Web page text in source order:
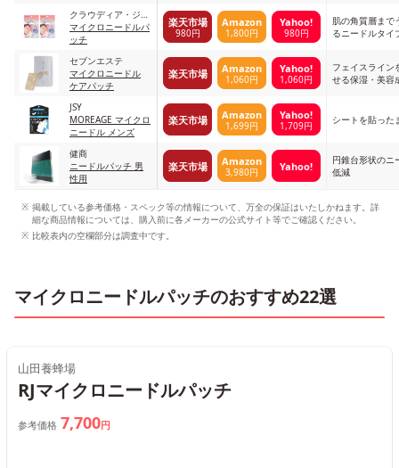
クラウディア・ジャ
ンセン
マイクロニードルパ
ッチ
楽天市場
980円
Amazon
1,800円
Yahoo!
980円
肌の角質層まで
るニードルタイ
セブンエステ
マイクロニードル
ケアパッチ
楽天市場 Amazon
1,060円
Yahoo!
1,060円
フェイスライン
せる保湿・美容
JSY
MOREAGE マイクロ
ニードル メンズ
楽天市場 Amazon
1,699円
Yahoo!
1,709円 シートを貼った
健商
ニードルパッチ 男
性用
楽天市場 Amazon
3,980円 Yahoo!
円錐台形状のニ
低減
掲載している参考価格・スペック等の情報について、万全の保証はいたしかねます。詳
細な商品情報については、購入前に各メーカーの公式サイト等でご確認ください。
比較表内の空欄部分は調査中です。
マイクロニードルパッチのおすすめ22選
山田養蜂場
RJマイクロニードルパッチ
参考価格 7,700円